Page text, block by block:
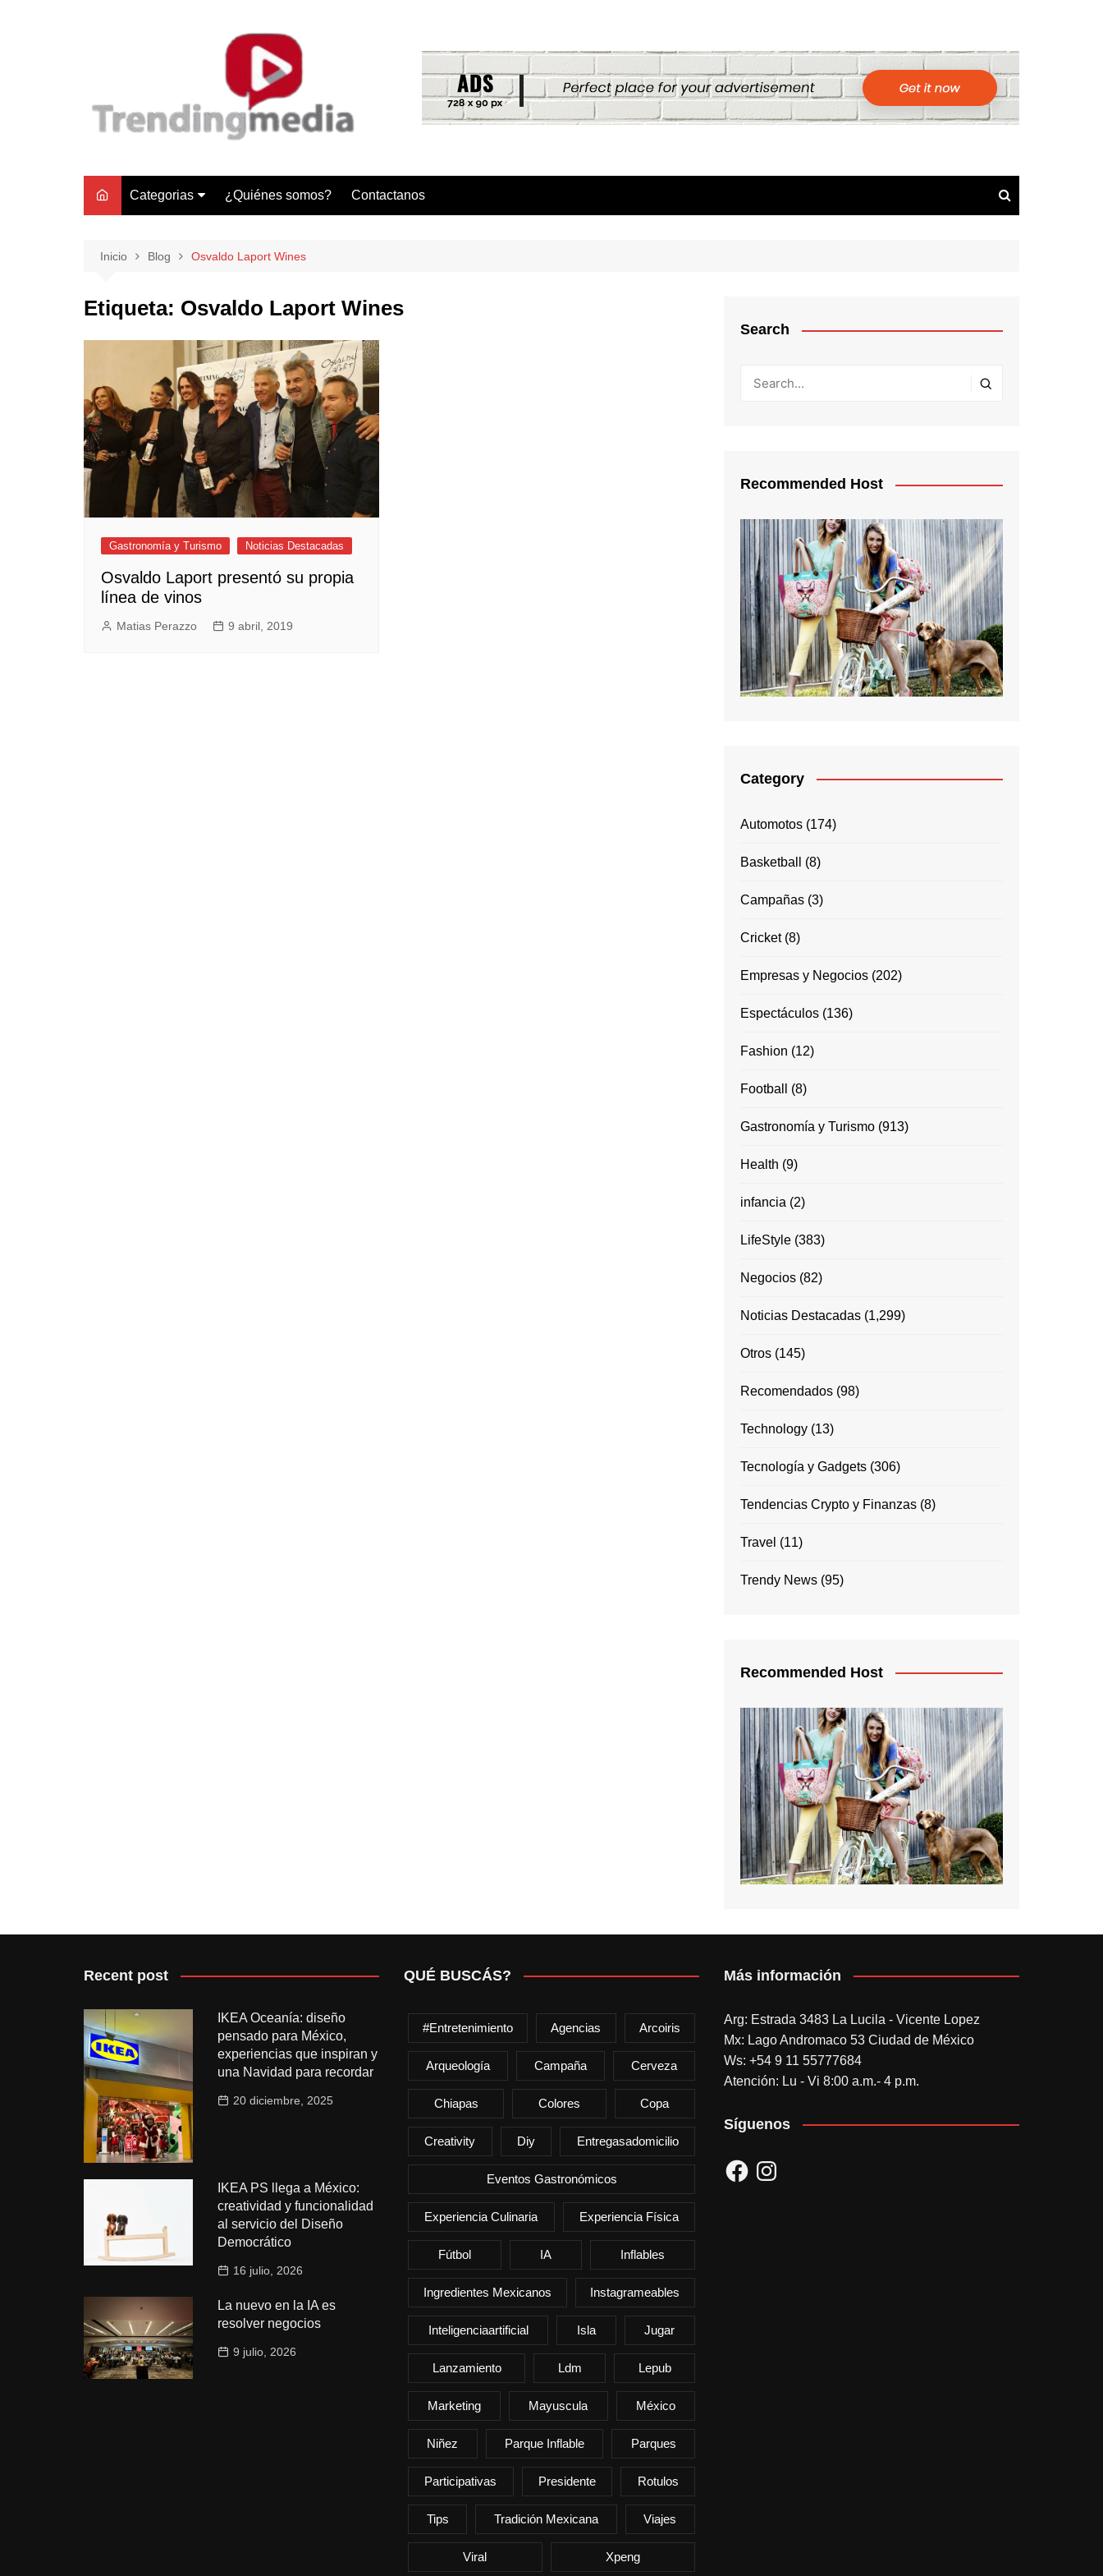
Categorias
Negocios
Lifestyle
Motores
Tecnología y Gadgets
Empresas y Negocios
Automotos
Espectáculos
Trendy News
LifeStyle
¿Quiénes somos? Contactanos
Inicio Blog Osvaldo Laport Wines
Etiqueta: Osvaldo Laport Wines
Gastronomía y Turismo Noticias Destacadas
Osvaldo Laport presentó su propia
línea de vinos
Matias Perazzo 9 abril, 2019
Search
Recommended Host
Category
Automotos (174)
Basketball (8)
Campañas (3)
Cricket(8)
Empresas y Negocios (202)
Espectáculos (136)
Fashion (12)
Football (8)
Gastronomía y Turismo (913)
Health (9)
infancia (2)
LifeStyle (383)
Negocios (82)
Noticias Destacadas (1,299)
Otros (145)
Recomendados (98)
Technology (13)
Tecnología y Gadgets (306)
Tendencias Crypto y Finanzas (8)
Travel (11)
Trendy News (95)
Recommended Host
Recent post
IKEA Oceanía: diseño
pensado para México,
experiencias que inspiran y
una Navidad para recordar
20 diciembre, 2025
IKEA PS llega a México:
creatividad y funcionalidad
al servicio del Diseño
Democrático
16 julio, 2026
La nuevo en la IA es
resolver negocios
9 julio, 2026
QUÉ BUSCÁS?
#entretenimiento Agencias Arcoiris
Arqueología Campaña Cerveza
Chiapas Colores Copa
Creativity Diy Entregasadomicilio
Eventos Gastronómicos
Experiencia Culinaria Experiencia Física
Fútbol IA Inflables
Ingredientes Mexicanos Instagrameables
Inteligenciaartificial Isla Jugar
Lanzamiento Ldm Lepub
Marketing Mayuscula México
Niñez Parque Inflable Parques
Participativas Presidente Rotulos
Tips Tradición Mexicana Viajes
Viral Xpeng
Más información
Arg: Estrada 3483 La Lucila - Vicente Lopez
Mx: Lago Andromaco 53 Ciudad de México
Ws: +54 9 11 55777684
Atención: Lu - Vi 8:00 a.m.- 4 p.m.
Síguenos
FacebookInstagram